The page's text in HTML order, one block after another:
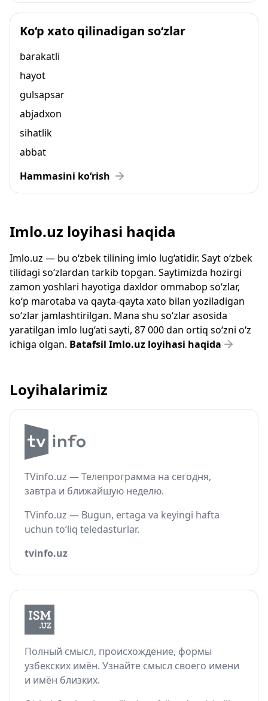
Ko‘p xato qilinadigan so‘zlar
barakatli
hayot
gulsapsar
abjadxon
sihatlik
abbat
Hammasini ko‘rish
Imlo.uz loyihasi haqida
Imlo.uz — bu o‘zbek tilining imlo lug‘atidir. Sayt o‘zbek
tilidagi so‘zlardan tarkib topgan. Saytimizda hozirgi
zamon yoshlari hayotiga daxldor ommabop so‘zlar,
ko‘p marotaba va qayta-qayta xato bilan yoziladigan
so‘zlar jamlashtirilgan. Mana shu so‘zlar asosida
yaratilgan imlo lug‘ati sayti, 87 000 dan ortiq so‘zni o‘z
ichiga olgan. Batafsil Imlo.uz loyihasi haqida
Loyihalarimiz
TVinfo.uz — Телепрограмма на сегодня,
завтра и ближайшую неделю.
TVinfo.uz — Bugun, ertaga va keyingi hafta
uchun to‘liq teledasturlar.
tvinfo.uz
Полный смысл, происхождение, формы
узбекских имён. Узнайте смысл своего имени
и имён близких.